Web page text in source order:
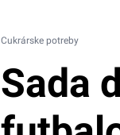
Cukrárske potreby
Sada